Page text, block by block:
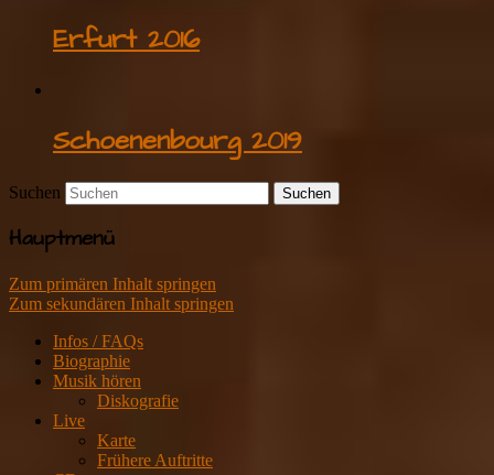
Erfurt 2016
Schoenenbourg 2019
Suchen
Hauptmenü
Zum primären Inhalt springen
Zum sekundären Inhalt springen
Infos / FAQs
Biographie
Musik hören
Diskografie
Live
Karte
Frühere Auftritte